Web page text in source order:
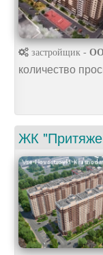
застройщик -
количество
ЖК